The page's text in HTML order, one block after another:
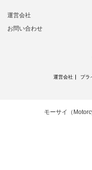
運営会社
お問い合わせ
運営会社 プラ
モーサイ（